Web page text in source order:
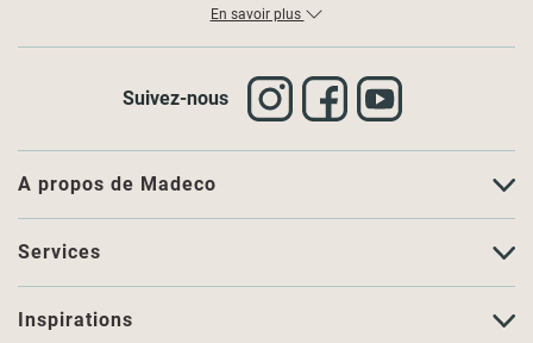
A propos de Madeco
Services
Inspirations
En savoir plus
Suivez-nous